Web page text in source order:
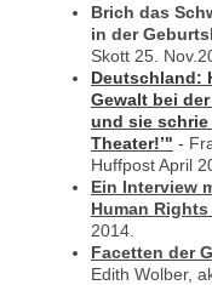
Brich das
in der
Skott 25.
Deutschland:
Gewalt bei
und sie schrie
Theater!’" -
Huffpost April
Ein Interview
Human
2014.
Facetten der
Edith Wolber,